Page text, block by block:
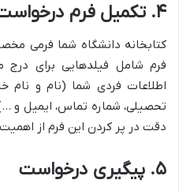
۴. تکمیل فرم درخواست
فرم شامل فیلدهایی برای
اطلاعات فردی شما (نام و نام
تحصیلی، شماره تماس، ایمیل و
دقت در پر کردن این فرم از اهمیت
۵. پیگیری درخواست